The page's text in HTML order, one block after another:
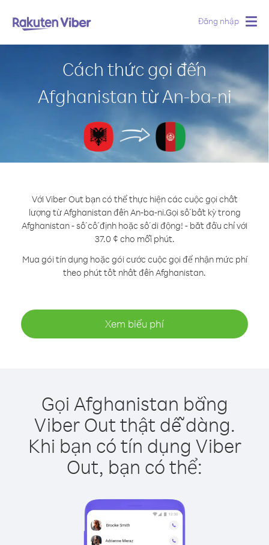
Đăng nhập
Cách thức gọi đến
Afghanistan từ An-ba-ni
Với Viber Out bạn có thể thực hiện các cuộc gọi chất
lượng từ Afghanistan đến An-ba-ni.Gọi số bất kỳ trong
Afghanistan - số cố định hoặc số di động! - bắt đầu chỉ với
37.0 ¢ cho mỗi phút.
Mua gói tín dụng hoặc gói cước cuộc gọi để nhận mức phí
theo phút tốt nhất đến Afghanistan.
Xem biểu phí
Gọi Afghanistan bằng
Viber Out thật dễ dàng.
Khi bạn có tín dụng Viber
Out, bạn có thể: